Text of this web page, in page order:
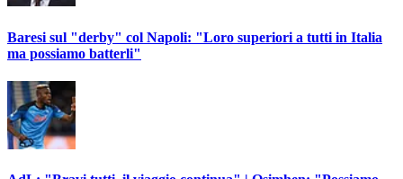
Baresi sul "derby" col Napoli: "Loro superiori a tutti in Italia
ma possiamo batterli"